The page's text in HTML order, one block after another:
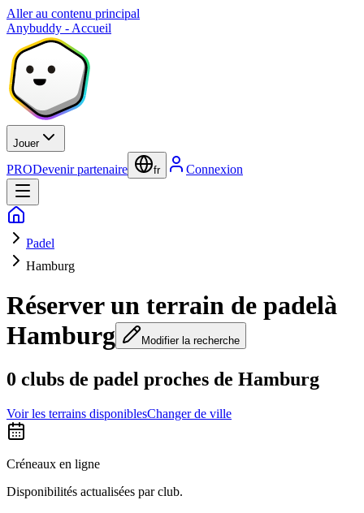
Aller au contenu principal
Anybuddy - Accueil
Jouer
PRODevenir partenaire fr Connexion
Padel
Hamburg
Réserver un terrain de padelà
Hamburg
Modifier la recherche
0 clubs de padel proches de Hamburg
Voir les terrains disponiblesChanger de ville
Créneaux en ligne
Disponibilités actualisées par club.